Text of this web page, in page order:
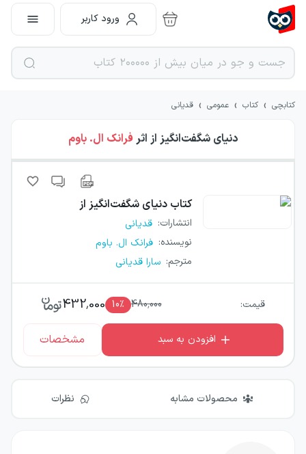
ورود کاربر
کتابچی › کتاب › عمومی › قدیانی
دنیای شگفت‌انگیز از اثر فرانک ال. باوم
کتاب دنیای شگفت‌انگیز از
انتشارات: قدیانی
نویسنده: فرانک ال. باوم
مترجم: سارا قدیانی
قیمت: 480,000
10٪ 432,000
افزودن به سبد مشخصات
محصولات مشابه نظرات